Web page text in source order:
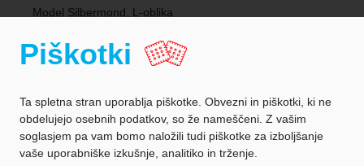
Model Silbermond, L-oblika
Piškotki
Ta spletna stran uporablja piškotke. Obvezni in piškotki, ki ne
obdelujejo osebnih podatkov, so že nameščeni. Z vašim
soglasjem pa vam bomo naložili tudi piškotke za izboljšanje
vaše uporabniške izkušnje, analitiko in trženje.